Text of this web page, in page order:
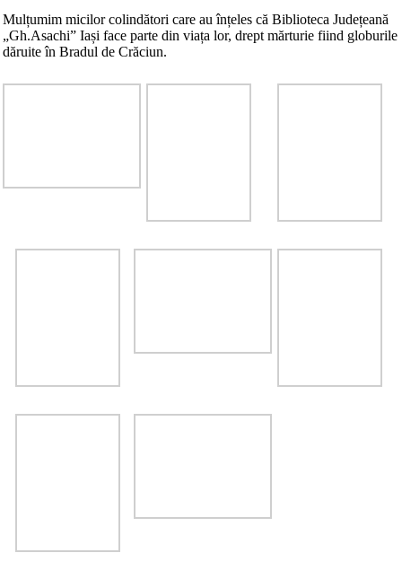
Mulțumim micilor colindători care au înțeles că Biblioteca Județeană
„Gh.Asachiˮ Iași face parte din viața lor, drept mărturie fiind globurile
dăruite în Bradul de Crăciun.